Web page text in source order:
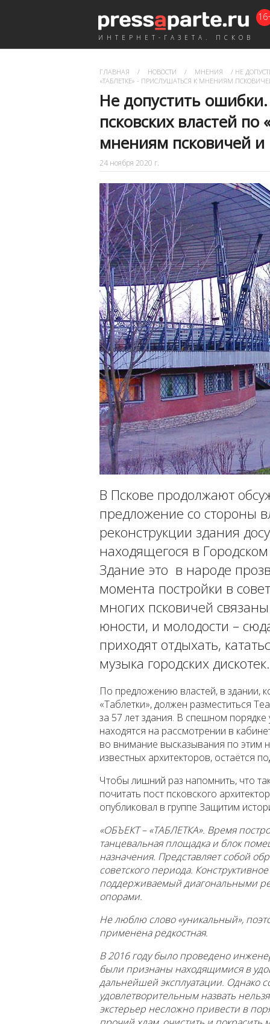
ИНТЕРНЕТ-ГАЗЕТА. ПСКОВ
ГЛАВНАЯ / НОВОСТИ / МНЕНИЯ / НЕ
«ТАБЛЕТКЕ» - ПРИСЛУШАТЬСЯ К МНЕНИЯМ
Не допустить
псковских властей по
мнениям псковичей и
24 ноября 2020 г.
В Пскове продолжают
предложение со стороны
реконструкции здания
находящегося в
Здание это в народе
момента постройки в
многих псковичей
юности, и молодости –
приходят отдыхать,
музыка городских дискотек.
По предложению властей, в здании,
«Таблетки», должен разместиться
за 57 лет здания. В спешном
находятся на рассмотрении в
во внимание высказывания по этим
известных архитекторов, остаётся
Чтобы лишний раз напомнить, что
почитать пост псковского
опубликовал в группе Защитим
«ОБЪЕКТ – «ТАБЛЕТКА». Время
танцевальная площадка и блок
назначения. Представляет собой
советского периода.
поддерживаемый диагональными
опорами.
Не люблю слово «уникальный»,
применена редкостная.
В 2016 году было проведено
были признаны находящимися в
дальнейшей эксплуатации. Однако
удовлетворительным назвать
экстерьер несложно привести в